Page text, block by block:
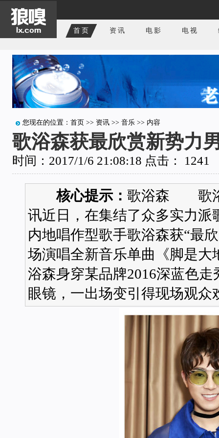
首页 资讯 电影 电视
您现在的位置： 首页 >> 资讯 >> 音乐 >> 内容
歌浴森获最欣赏新势力
时间：2017/1/6 21:08:18 点击： 1241
核心提示： 歌浴森 歌
讯近日，在集结了众多实力
内地唱作型歌手歌浴森获“最
场演唱全新音乐单曲《脚是
浴森身穿某品牌2016深蓝色
眼镜，一出场变引得现场观众